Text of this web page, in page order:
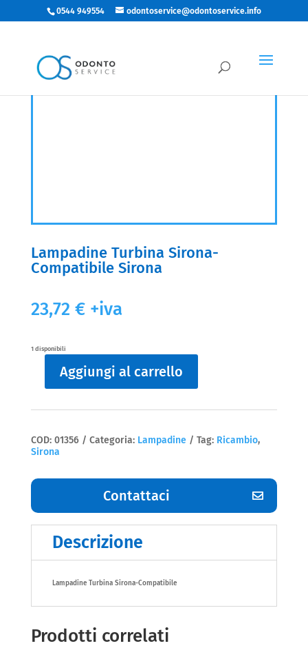
0544 949554 odontoservice@odontoservice.info
Lampadine Turbina Sirona-
Compatibile Sirona
23,72 € +iva
1 disponibili
Lampadine
Turbina
Compatibile
quantità
Aggiungi al carrello
COD: 01356 Categoria: Lampadine Tag: Ricambio,
Sirona
Contattaci
Descrizione
Lampadine Turbina Sirona-Compatibile
Prodotti correlati